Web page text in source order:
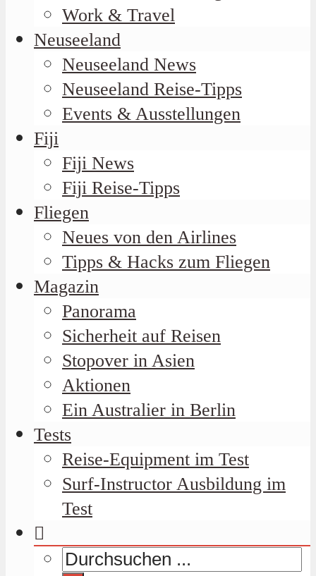
Work & Travel
Neuseeland
Neuseeland News
Neuseeland Reise-Tipps
Events & Ausstellungen
Fiji
Fiji News
Fiji Reise-Tipps
Fliegen
Neues von den Airlines
Tipps & Hacks zum Fliegen
Magazin
Panorama
Sicherheit auf Reisen
Stopover in Asien
Aktionen
Ein Australier in Berlin
Tests
Reise-Equipment im Test
Surf-Instructor Ausbildung im
Test